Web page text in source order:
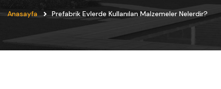
Anasayfa Prefabrik Evlerde Kullanılan Malzemeler Nelerdir?